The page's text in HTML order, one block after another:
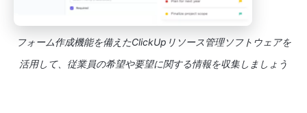
フォーム作成機能を備えたClickUpリソース管理ソフトウェアを
活用して、従業員の希望や要望に関する情報を収集しましょう